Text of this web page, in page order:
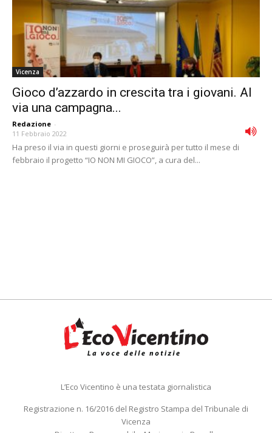
Vicenza
Gioco d’azzardo in crescita tra i giovani. Al
via una campagna...
Redazione -
11 Febbraio 2022
Ha preso il via in questi giorni e proseguirà per tutto il mese di
febbraio il progetto “IO NON MI GIOCO”, a cura del...
L’Eco Vicentino è una testata giornalistica
Registrazione n. 16/2016 del Registro Stampa del Tribunale di
Vicenza